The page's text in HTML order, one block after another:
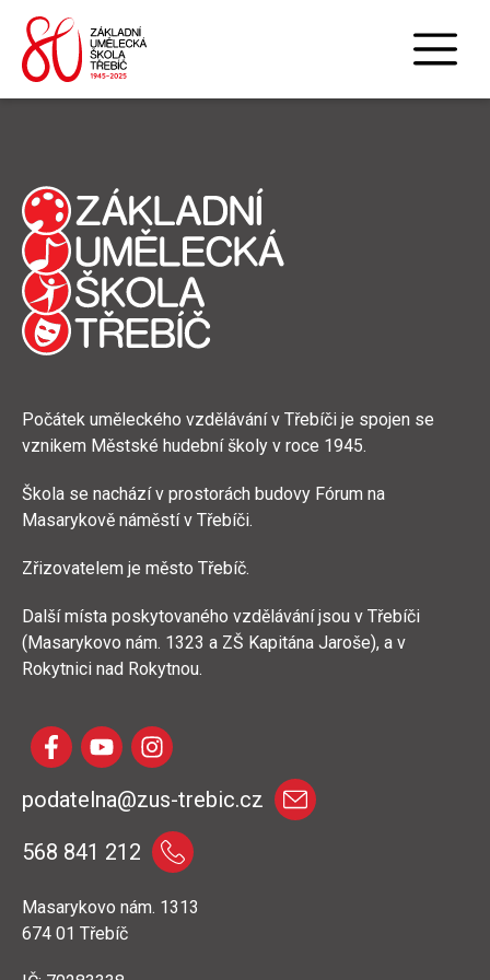
Počátek uměleckého vzdělávání v Třebíči je spojen se
vznikem Městské hudební školy v roce 1945.
Škola se nachází v prostorách budovy Fórum na
Masarykově náměstí v Třebíči.
Zřizovatelem je město Třebíč.
Další místa poskytovaného vzdělávání jsou v Třebíči
(Masarykovo nám. 1323 a ZŠ Kapitána Jaroše), a v
Rokytnici nad Rokytnou.
podatelna@zus-trebic.cz
568 841 212
Masarykovo nám. 1313
674 01 Třebíč